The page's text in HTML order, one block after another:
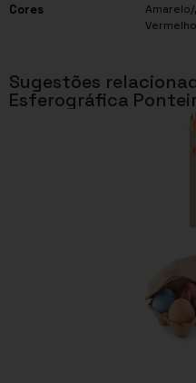
Cores Amarelo/,
Vermelho
Sugestões
Esferográfica